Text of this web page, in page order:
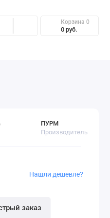
Корзина 0
0 руб.
ПУРМ
Производитель
заказ
Нашли дешевле?